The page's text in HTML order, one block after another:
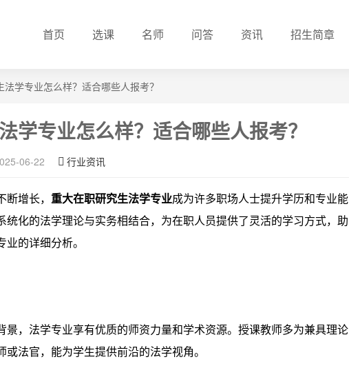
首页 选课 名师 问答 资讯 招生简章
学专业怎么样？适合哪些人报考？
学专业怎么样？适合哪些人报考？
06-22 行业资讯
断增长， 重大在职研究生法学专业成为许多职场人士提升学历和专业能
统化的法学理论与实务相结合，为在职人员提供了灵活的学习方式，助
的详细分析。
景，法学专业享有优质的师资力量和学术资源。授课教师多为兼具理论
法官，能为学生提供前沿的法学视角。